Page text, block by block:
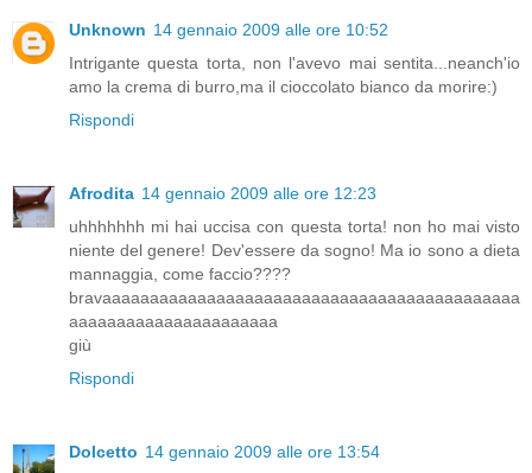
Unknown 14 gennaio 2009 alle ore 10:52
Intrigante questa torta, non l'avevo mai sentita...neanch'io
amo la crema di burro,ma il cioccolato bianco da morire:)
Rispondi
Afrodita 14 gennaio 2009 alle ore 12:23
uhhhhhhh mi hai uccisa con questa torta! non ho mai visto
niente del genere! Dev'essere da sogno! Ma io sono a dieta
mannaggia, come faccio????
bravaaaaaaaaaaaaaaaaaaaaaaaaaaaaaaaaaaaaaaaaaaaa
aaaaaaaaaaaaaaaaaaaaaa
giù
Rispondi
Dolcetto 14 gennaio 2009 alle ore 13:54